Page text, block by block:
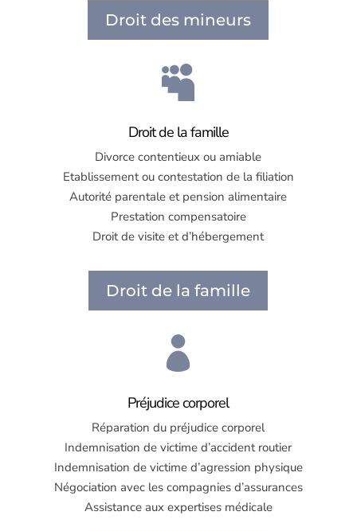
Droit des mineurs

Droit de la famille
Divorce contentieux ou amiable
Etablissement ou contestation de la filiation
Autorité parentale et pension alimentaire
Prestation compensatoire
Droit de visite et d’hébergement
Droit de la famille

Préjudice corporel
Réparation du préjudice corporel
Indemnisation de victime d’accident routier
Indemnisation de victime d’agression physique
Négociation avec les compagnies d’assurances
Assistance aux expertises médicale